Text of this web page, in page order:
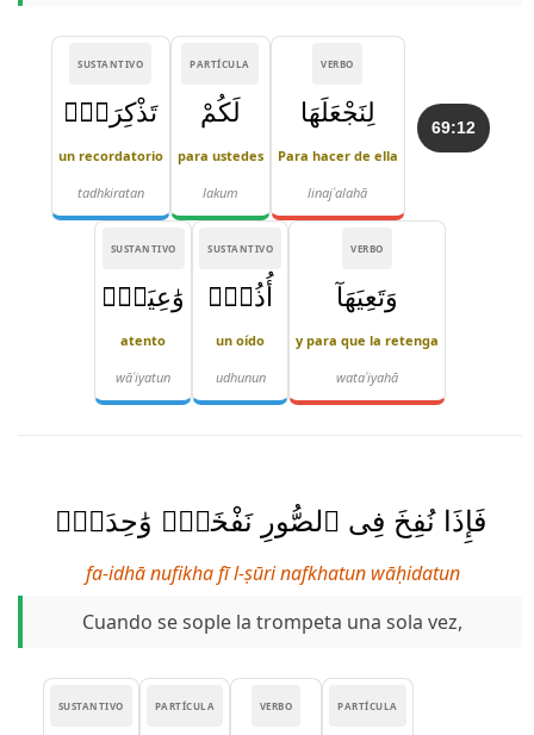
69:12
VERBO
لِنَجْعَلَهَا
Para hacer de ella
linajʿalahā
PARTÍCULA
لَكُمْ
para ustedes
lakum
SUSTANTIVO
تَذْكِرَةًۭ
un recordatorio
tadhkiratan
VERBO
وَتَعِيَهَآ
y para que la retenga
wataʿiyahā
SUSTANTIVO
أُذُنٌۭ
un oído
udhunun
SUSTANTIVO
وَٰعِيَةٌۭ
atento
wāʿiyatun
فَإِذَا نُفِخَ فِى ٱلصُّورِ نَفْخَةٌۭ وَٰحِدَةٌۭ
fa-idhā nufikha fī l-ṣūri nafkhatun wāḥidatun
Cuando se sople la trompeta una sola vez,
PARTÍCULA
VERBO
PARTÍCULA
SUSTANTIVO